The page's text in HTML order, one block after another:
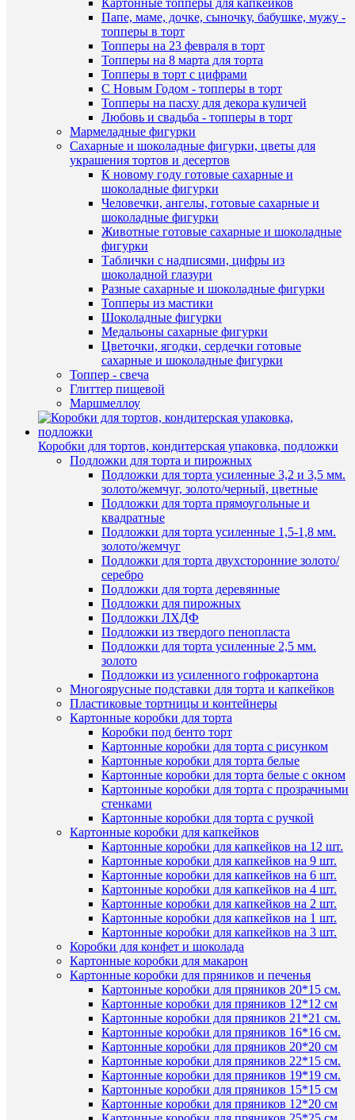
Картонные топперы для капкейков
Папе, маме, дочке, сыночку, бабушке, мужу -
топперы в торт
Топперы на 23 февраля в торт
Топперы на 8 марта для торта
Топперы в торт с цифрами
С Новым Годом - топперы в торт
Топперы на пасху для декора куличей
Любовь и свадьба - топперы в торт
Мармеладные фигурки
Сахарные и шоколадные фигурки, цветы для
украшения тортов и десертов
К новому году готовые сахарные и
шоколадные фигурки
Человечки, ангелы, готовые сахарные и
шоколадные фигурки
Животные готовые сахарные и шоколадные
фигурки
Таблички с надписями, цифры из
шоколадной глазури
Разные сахарные и шоколадные фигурки
Топперы из мастики
Шоколадные фигурки
Медальоны сахарные фигурки
Цветочки, ягодки, сердечки готовые
сахарные и шоколадные фигурки
Топпер - свеча
Глиттер пищевой
Маршмеллоу
Коробки для тортов, кондитерская упаковка, подложки
Подложки для торта и пирожных
Подложки для торта усиленные 3,2 и 3,5 мм.
золото/жемчуг, золото/черный, цветные
Подложки для торта прямоугольные и
квадратные
Подложки для торта усиленные 1,5-1,8 мм.
золото/жемчуг
Подложки для торта двухсторонние золото/
серебро
Подложки для торта деревянные
Подложки для пирожных
Подложки ЛХДФ
Подложки из твердого пенопласта
Подложки для торта усиленные 2,5 мм.
золото
Подложки из усиленного гофрокартона
Многоярусные подставки для торта и капкейков
Пластиковые тортницы и контейнеры
Картонные коробки для торта
Коробки под бенто торт
Картонные коробки для торта с рисунком
Картонные коробки для торта белые
Картонные коробки для торта белые с окном
Картонные коробки для торта с прозрачными
стенками
Картонные коробки для торта с ручкой
Картонные коробки для капкейков
Картонные коробки для капкейков на 12 шт.
Картонные коробки для капкейков на 9 шт.
Картонные коробки для капкейков на 6 шт.
Картонные коробки для капкейков на 4 шт.
Картонные коробки для капкейков на 2 шт.
Картонные коробки для капкейков на 1 шт.
Картонные коробки для капкейков на 3 шт.
Коробки для конфет и шоколада
Картонные коробки для макарон
Картонные коробки для пряников и печенья
Картонные коробки для пряников 20*15 см.
Картонные коробки для пряников 12*12 см
Картонные коробки для пряников 21*21 см.
Картонные коробки для пряников 16*16 см.
Картонные коробки для пряников 20*20 см
Картонные коробки для пряников 22*15 см.
Картонные коробки для пряников 19*19 см.
Картонные коробки для пряников 15*15 см
Картонные коробки для пряников 12*20 см
(8)
зайкой
глазури
руб.
/
В
В
на
фигурка
из
220
/
Купить
1
клик
В
Быстрый
фигурка
глазури
руб.
шт
В
корзину
Купить
в
К
В
В
наличии
Зайка
с
мамой
из
глазури
(бол.)
360
руб.
/